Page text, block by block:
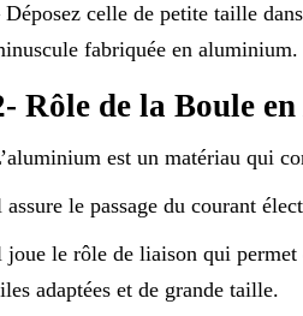
Déposez celle de petite taille
fabriquée en aluminium.
Rôle de la Boule
est un matériau qui
assure le passage du courant
joue le rôle de liaison qui permet
adaptées et de grande taille.